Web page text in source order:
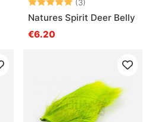
(3)
Natures Spirit Deer Belly
€6.20